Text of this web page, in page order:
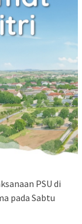
PSU di
pada Sabtu